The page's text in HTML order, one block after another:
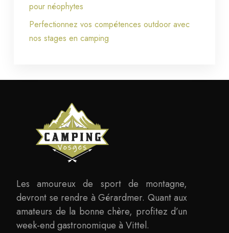
pour néophytes
Perfectionnez vos compétences outdoor avec
nos stages en camping
Les amoureux de sport de montagne,
devront se rendre à Gérardmer. Quant aux
amateurs de la bonne chère, profitez d’un
week-end gastronomique à Vittel.